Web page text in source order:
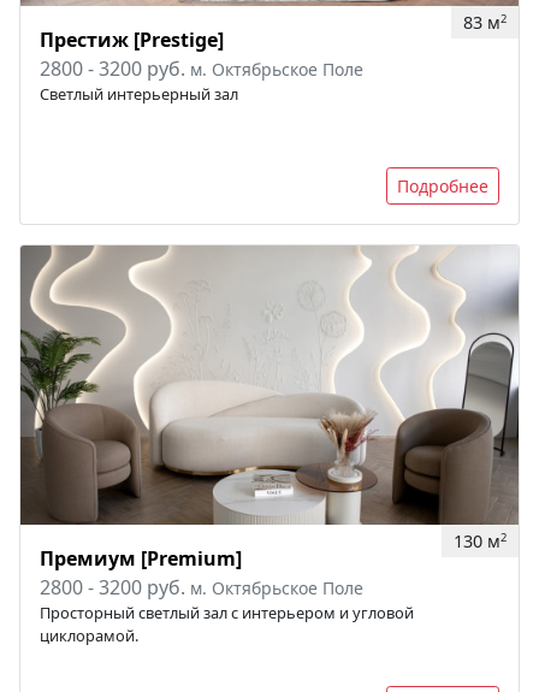
83 м2
Престиж [Prestige]
2800 - 3200 руб. м. Октябрьское Поле
Светлый интерьерный зал
Подробнее
130 м2
Премиум [Premium]
2800 - 3200 руб. м. Октябрьское Поле
Просторный светлый зал с интерьером и угловой
циклорамой.